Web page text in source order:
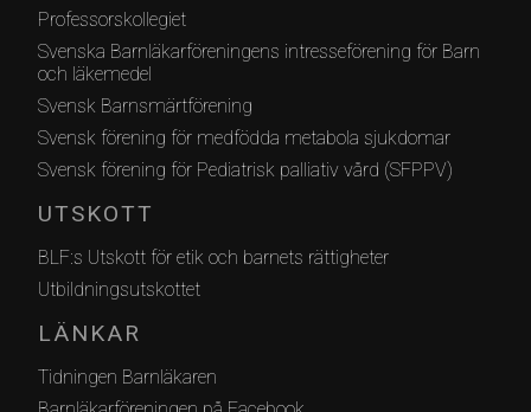
Professorskollegiet
Svenska Barnläkarföreningens intresseförening för Barn
och läkemedel
Svensk Barnsmärtförening
Svensk förening för medfödda metabola sjukdomar
Svensk förening för Pediatrisk palliativ vård (SFPPV)
UTSKOTT
BLF:s Utskott för etik och barnets rättigheter
Utbildningsutskottet
LÄNKAR
Tidningen Barnläkaren